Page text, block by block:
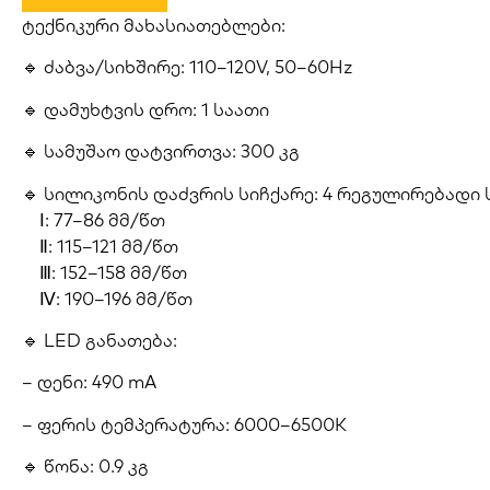
ტექნიკური მახასიათებლები:
🔹 ძაბვა/სიხშირე: 110–120V, 50–60Hz
🔹 დამუხტვის დრო: 1 საათი
🔹 სამუშაო დატვირთვა: 300 კგ
🔹 სილიკონის დაძვრის სიჩქარე: 4 რეგულირებადი
Ⅰ: 77–86 მმ/წთ
Ⅱ: 115–121 მმ/წთ
Ⅲ: 152–158 მმ/წთ
Ⅳ: 190–196 მმ/წთ
🔹 LED განათება:
– დენი: 490 mA
– ფერის ტემპერატურა: 6000–6500K
🔹 წონა: 0.9 კგ